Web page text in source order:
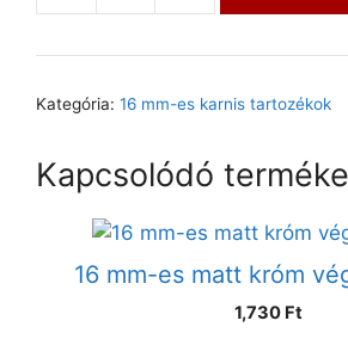
Kategória: 16 mm-es karnis tartozékok
Kapcsolódó
16 mm-es matt króm
1,730 Ft